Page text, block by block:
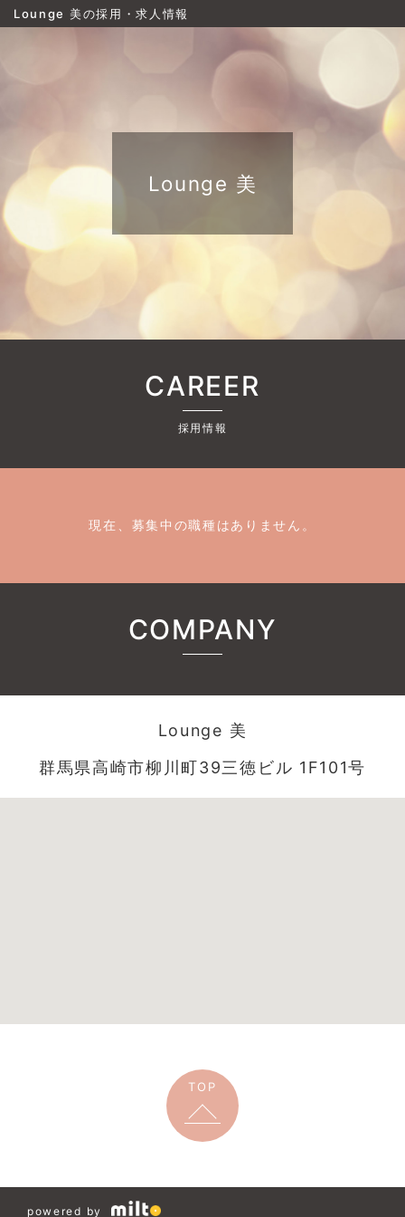
Lounge 美の採用・求人情報
Lounge 美
CAREER
採用情報
現在、募集中の職種はありません。
COMPANY
Lounge 美
群馬県高崎市柳川町39三徳ビル 1F101号
TOP
powered by